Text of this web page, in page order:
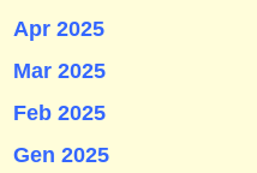
Apr 2025
Mar 2025
Feb 2025
Gen 2025